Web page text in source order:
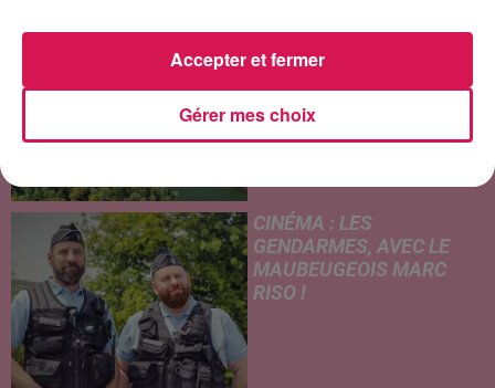
l'après-midi et un risque
d'averses orageuses...
JEUMONT : UN
ADOLESCENT DE 14 ANS
WATISSART
Selon des informations
dans le plan d'eau de la base
de loisirs du...
CINÉMA : LES
GENDARMES, AVEC LE
MAUBEUGEOIS MARC
RISO !
Gérer mes choix
Accepter et fermer